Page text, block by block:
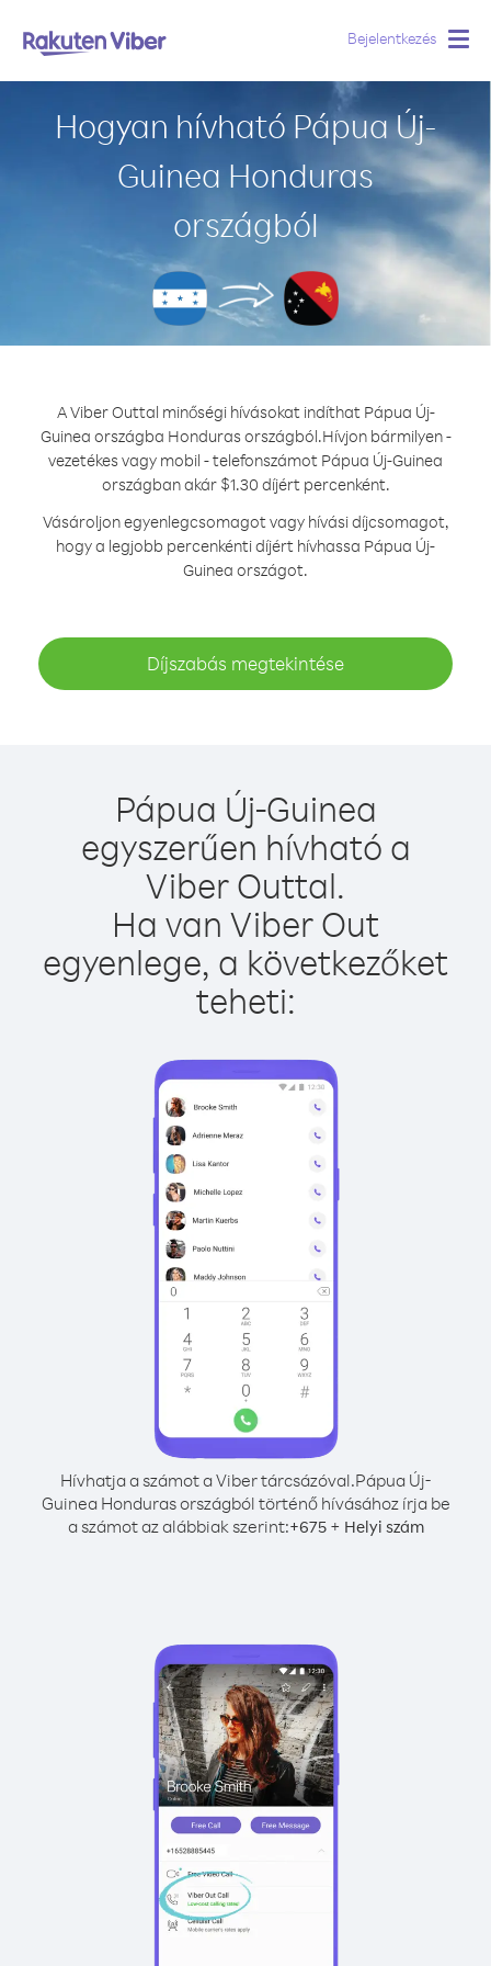
Bejelentkezés
Hogyan hívható Pápua Új-
Guinea Honduras
országból
A Viber Outtal minőségi hívásokat indíthat Pápua Új-
Guinea országba Honduras országból.Hívjon bármilyen -
vezetékes vagy mobil - telefonszámot Pápua Új-Guinea
országban akár $1.30 díjért percenként.
Vásároljon egyenlegcsomagot vagy hívási díjcsomagot,
hogy a legjobb percenkénti díjért hívhassa Pápua Új-
Guinea országot.
Díjszabás megtekintése
Pápua Új-Guinea
egyszerűen hívható a
Viber Outtal.
Ha van Viber Out
egyenlege, a következőket
teheti:
Hívhatja a számot a Viber tárcsázóval.Pápua Új-
Guinea Honduras országból történő hívásához írja be
a számot az alábbiak szerint:+675+ Helyi szám